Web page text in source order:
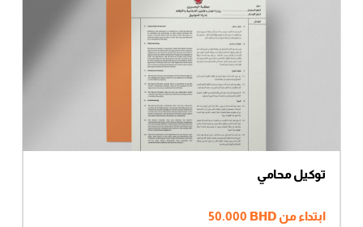
توكيل محامي
ابتداء من 50.000 BHD